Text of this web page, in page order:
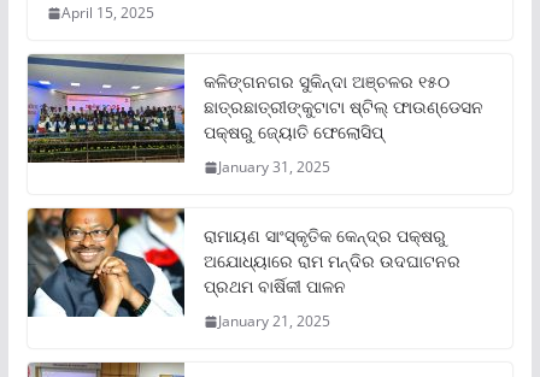
April 15, 2025
କଳିଙ୍ଗନଗର ସୁକିନ୍ଦା ଅଞ୍ଚଳର ୧୫୦
ଛାତ୍ରଛାତ୍ରୀଙ୍କୁଟାଟା ଷ୍ଟିଲ୍ ଫାଉଣ୍ଡେସନ
ପକ୍ଷରୁ ଜ୍ୟୋତି ଫେଲୋସିପ୍‌
January 31, 2025
ରାମାୟଣ ସାଂସ୍କୃତିକ କେନ୍ଦ୍ର ପକ୍ଷରୁ
ଅଯୋଧ୍ୟାରେ ରାମ ମନ୍ଦିର ଉଦଘାଟନର
ପ୍ରଥମ ବାର୍ଷିକୀ ପାଳନ
January 21, 2025